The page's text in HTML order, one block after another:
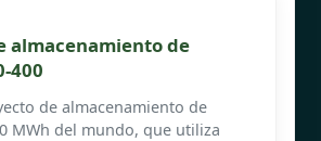
almacenamiento de
400
de almacenamiento de
MWh del mundo, que utiliza